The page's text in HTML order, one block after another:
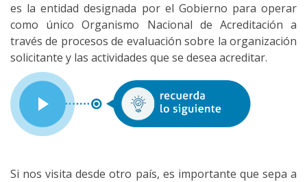
es la entidad designada por el Gobierno para operar
como único Organismo Nacional de Acreditación a
través de procesos de evaluación sobre la organización
solicitante y las actividades que se desea acreditar.
Si nos visita desde otro país, es importante que sepa a